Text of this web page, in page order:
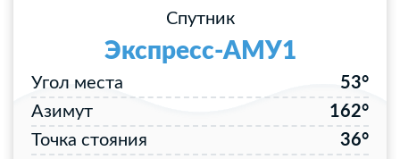
Спутник
Экспресс-АМУ1
Угол места
53°
Азимут
162°
Точка стояния
36°